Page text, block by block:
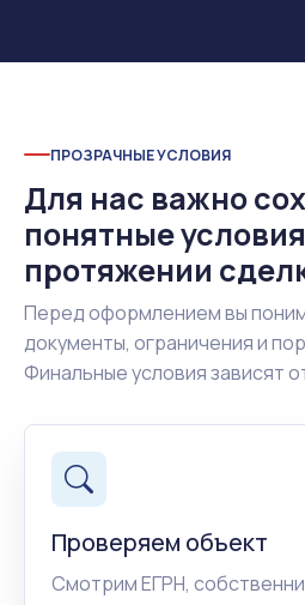
ПРОЗРАЧНЫЕ УСЛОВИЯ
Для нас важно
понятные
протяжении
Перед оформлением вы
документы, ограничения и
Финальные условия зависят
Проверяем объект
Смотрим ЕГРН,